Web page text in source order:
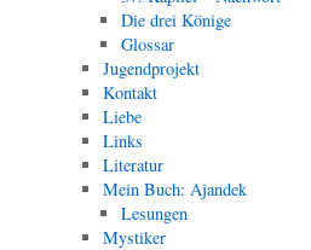
Die drei Könige
Glossar
Jugendprojekt
Kontakt
Liebe
Links
Literatur
Mein Buch: Ajandek
Lesungen
Mystiker